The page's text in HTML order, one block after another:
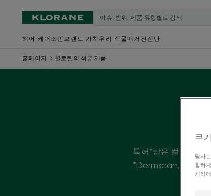
헤어 케어 조언 브랜드 가치 우리 식물매거진 진단
홈페이지 클로란의 석류 제품
특허*받은 컬러본드
*Dermscan, In-vitro
쿠
당사
활하
처리